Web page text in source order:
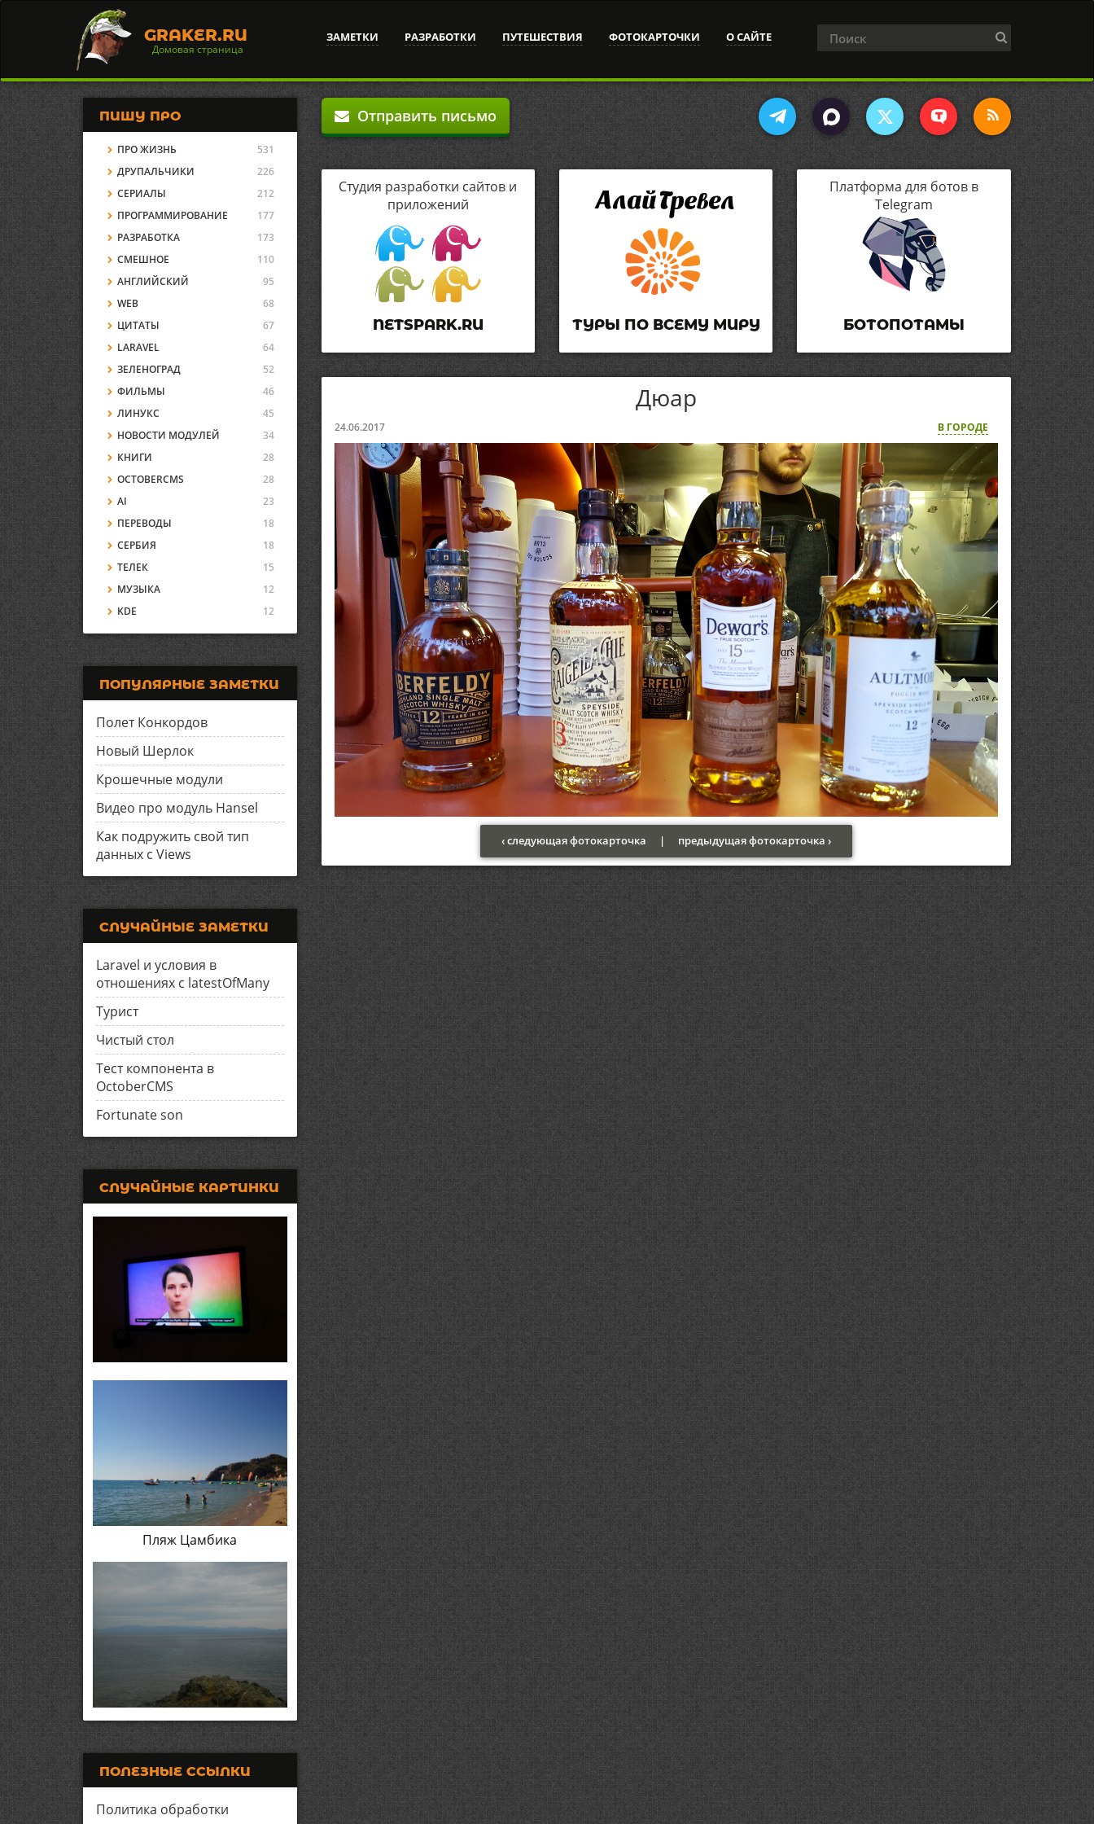
GRAKER.RU
Домовая страница
ЗАМЕТКИ РАЗРАБОТКИ ПУТЕШЕСТВИЯ ФОТОКАРТОЧКИ О САЙТЕ
Отправить письмо
Студия разработки сайтов и
приложений
NETSPARK.RU ТУРЫ ПО ВСЕМУ МИРУ
Платформа для ботов в
Telegram
БОТОПОТАМЫ
Дюар
24.06.2017 В ГОРОДЕ
‹ следующая фотокарточка | предыдущая фотокарточка ›
ПИШУ ПРО
ПРО ЖИЗНЬ
531
ДРУПАЛЬЧИКИ
226
СЕРИАЛЫ
212
ПРОГРАММИРОВАНИЕ
177
РАЗРАБОТКА
173
СМЕШНОЕ
110
АНГЛИЙСКИЙ
95
WEB
68
ЦИТАТЫ
67
LARAVEL
64
ЗЕЛЕНОГРАД
52
ФИЛЬМЫ
46
ЛИНУКС
45
НОВОСТИ МОДУЛЕЙ
34
КНИГИ
28
OCTOBERCMS
28
AI
23
ПЕРЕВОДЫ
18
СЕРБИЯ
18
ТЕЛЕК
15
МУЗЫКА
12
KDE
12
ПОПУЛЯРНЫЕ ЗАМЕТКИ
Полет Конкордов
Новый Шерлок
Крошечные модули
Видео про модуль Hansel
Как подружить свой тип
данных с Views
СЛУЧАЙНЫЕ ЗАМЕТКИ
Laravel и условия в
отношениях с latestOfMany
Турист
Чистый стол
Тест компонента в
OctoberCMS
Fortunate son
СЛУЧАЙНЫЕ КАРТИНКИ
Пляж Цамбика
ПОЛЕЗНЫЕ ССЫЛКИ
Политика обработки